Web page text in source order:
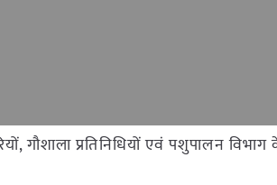
गौशाला प्रतिनिधियों एवं पशुपालन